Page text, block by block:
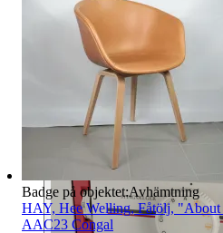
Badge på objektet:Avhämtning
HAY, Hee Welling, Fåtölj, "About
AAC23 Congal